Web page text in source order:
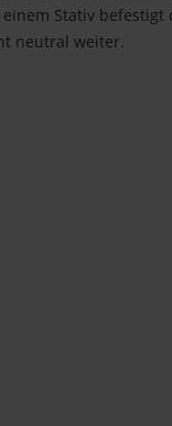
Stativ
neutral weiter.